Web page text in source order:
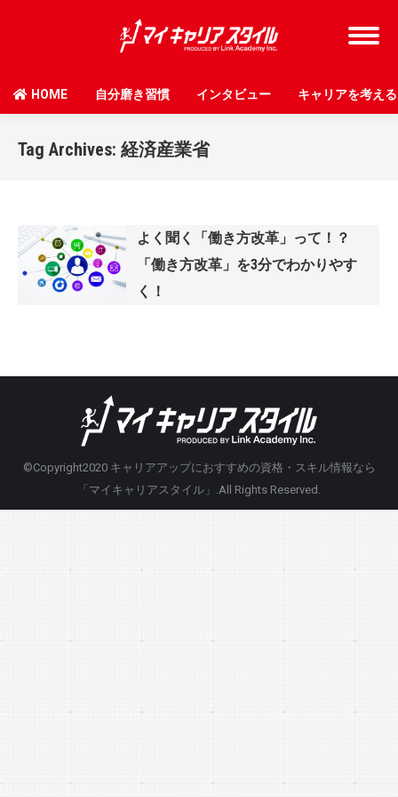
HOME 自分磨き習慣 インタビュー キャリアを考える
Tag Archives: 経済産業省
よく聞く「働き方改革」って！？
「働き方改革」を3分でわかりやす
く！
©Copyright2020 キャリアアップにおすすめの資格・スキル情報なら
「マイキャリアスタイル」 .All Rights Reserved.